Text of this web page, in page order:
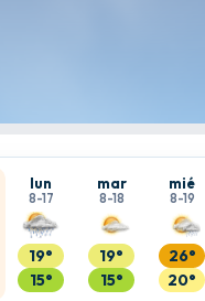
lun
8-17
19°
15°
mar
8-18
19°
15°
mié
8-19
26°
20°